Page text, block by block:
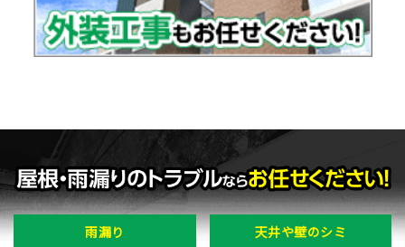
雨漏り 天井や壁のシミ